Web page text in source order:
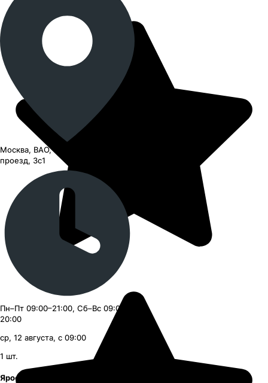
Москва, ВАО, Черницынский
проезд, 3с1
Пн–Пт 09:00–21:00, Сб–Вс 09:00–
20:00
ср, 12 августа, с 09:00
1 шт.
Ярославское шоссе